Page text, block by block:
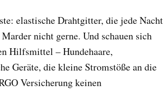
elastische Drahtgitter, die jede Nacht
nicht gerne. Und schauen sich
Hilfsmittel – Hundehaare,
Geräte, die kleine Stromstöße an die
Versicherung keinen